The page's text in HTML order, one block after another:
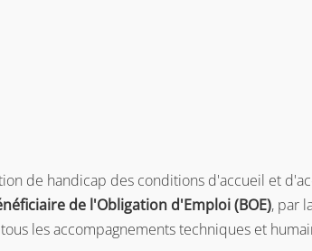
de handicap des conditions d'accueil et
de l'Obligation d'Emploi (BOE), par
les accompagnements techniques et